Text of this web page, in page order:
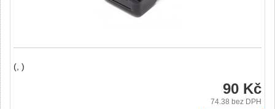
(, )
90 Kč
74.38 bez DPH